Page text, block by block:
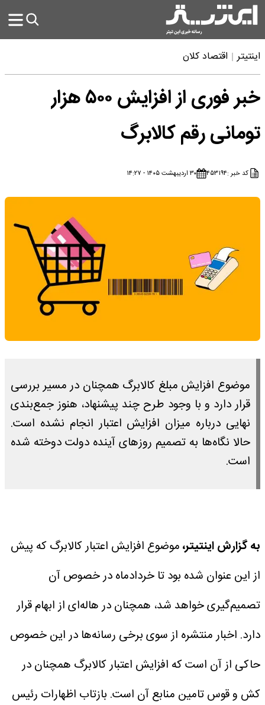
اینتیتر اقتصاد کلان
خبر فوری از افزایش ۵۰۰ هزار
تومانی رقم کالابرگ
کد خبر :۴۵۳۱۹۴ ۳۰ اردیبهشت ۱۴۰۵ - ۱۴:۲۷
موضوع افزایش مبلغ کالابرگ همچنان در مسیر بررسی
قرار دارد و با وجود طرح چند پیشنهاد، هنوز جمع‌بندی
نهایی درباره میزان افزایش اعتبار انجام نشده است.
حالا نگاه‌ها به تصمیم روز‌های آینده دولت دوخته شده
است.
به گزارش اینتیتر،موضوع افزایش اعتبار کالابرگ که پیش
از این عنوان شده بود تا خردادماه در خصوص آن
تصمیم‌گیری خواهد شد، همچنان در هاله‌ای از ابهام قرار
دارد. اخبار منتشره از سوی برخی رسانه‌ها در این خصوص
حاکی از آن است که افزایش اعتبار کالابرگ همچنان در
کش و قوس تامین منابع آن است. بازتاب اظهارات رئیس